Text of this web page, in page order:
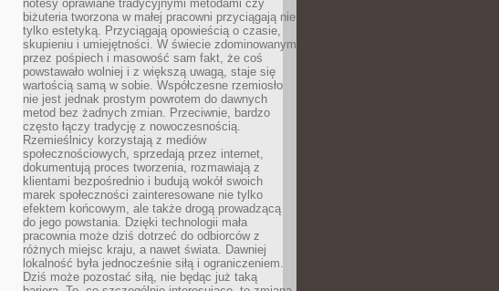
notesy oprawiane tradycyjnymi metodami czy
biżuteria tworzona w małej pracowni przyciągają nie
tylko estetyką. Przyciągają opowieścią o czasie,
skupieniu i umiejętności. W świecie zdominowanym
przez pośpiech i masowość sam fakt, że coś
powstawało wolniej i z większą uwagą, staje się
wartością samą w sobie. Współczesne rzemiosło
nie jest jednak prostym powrotem do dawnych
metod bez żadnych zmian. Przeciwnie, bardzo
często łączy tradycję z nowoczesnością.
Rzemieślnicy korzystają z mediów
społecznościowych, sprzedają przez internet,
dokumentują proces tworzenia, rozmawiają z
klientami bezpośrednio i budują wokół swoich
marek społeczności zainteresowane nie tylko
efektem końcowym, ale także drogą prowadzącą
do jego powstania. Dzięki technologii mała
pracownia może dziś dotrzeć do odbiorców z
różnych miejsc kraju, a nawet świata. Dawniej
lokalność była jednocześnie siłą i ograniczeniem.
Dziś może pozostać siłą, nie będąc już taką